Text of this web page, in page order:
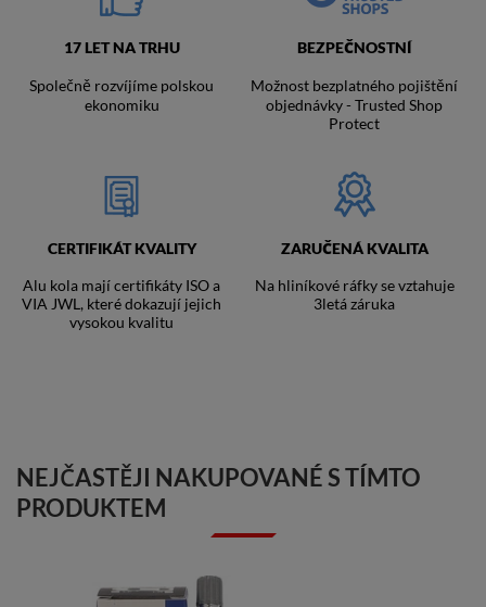
17 LET NA TRHU
Společně rozvíjíme polskou
ekonomiku
BEZPEČNOSTNÍ
Možnost bezplatného pojištění
objednávky - Trusted Shop
Protect
CERTIFIKÁT KVALITY
Alu kola mají certifikáty ISO a
VIA JWL, které dokazují jejich
vysokou kvalitu
ZARUČENÁ KVALITA
Na hliníkové ráfky se vztahuje
3letá záruka
NEJČASTĚJI NAKUPOVANÉ S TÍMTO
PRODUKTEM